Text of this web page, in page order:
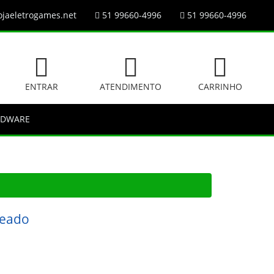
51 99660-4996 51 99660-4996
ENTRAR ATENDIMENTO CARRINHO